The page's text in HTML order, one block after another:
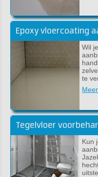
Epoxy vloercoating
Wil
te
Kun